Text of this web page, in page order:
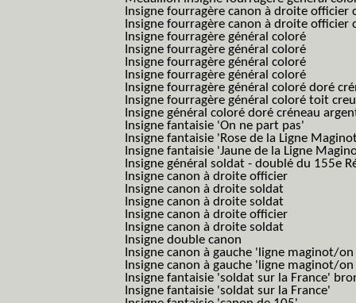
Insigne fourragère canon à droite
Insigne fourragère canon à droite
Insigne fourragère général coloré
Insigne fourragère général coloré
Insigne fourragère général coloré
Insigne fourragère général coloré
Insigne fourragère général coloré doré
Insigne fourragère général coloré toit
Insigne général coloré doré créneau
Insigne fantaisie 'On ne part pas'
Insigne fantaisie 'Rose de la Ligne
Insigne fantaisie 'Jaune de la Ligne
Insigne général soldat - doublé du 155e
Insigne canon à droite officier
Insigne canon à droite soldat
Insigne canon à droite soldat
Insigne canon à droite officier
Insigne canon à droite soldat
Insigne double canon
Insigne canon à gauche 'ligne maginot/
Insigne canon à gauche 'ligne maginot/
Insigne fantaisie 'soldat sur la France'
Insigne fantaisie 'soldat sur la France'